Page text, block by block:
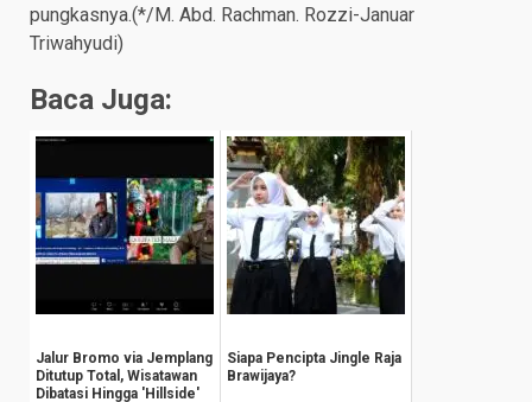
pungkasnya.(*/M. Abd. Rachman. Rozzi-Januar
Triwahyudi)
Baca Juga:
Jalur Bromo via Jemplang
Ditutup Total, Wisatawan
Dibatasi Hingga 'Hillside'
Siapa Pencipta Jingle Raja
Brawijaya?